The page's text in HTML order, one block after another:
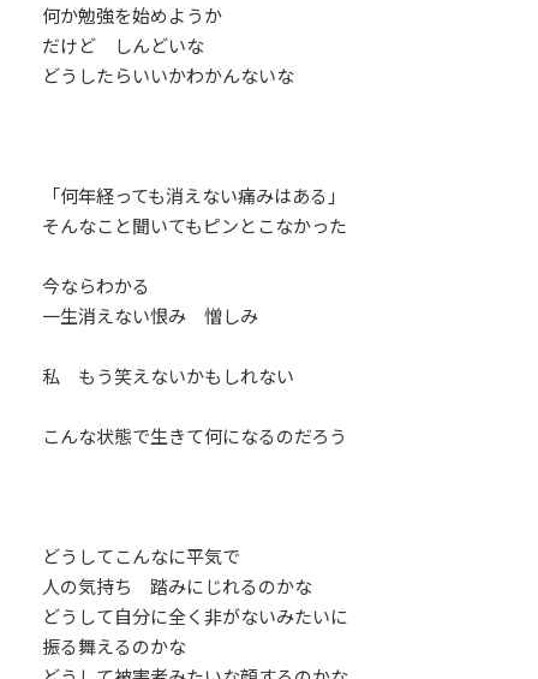
何か勉強を始めようか
だけど しんどいな
どうしたらいいかわかんないな
「何年経っても消えない痛みはある」
そんなこと聞いてもピンとこなかった
今ならわかる
一生消えない恨み 憎しみ
私 もう笑えないかもしれない
こんな状態で生きて何になるのだろう
どうしてこんなに平気で
人の気持ち 踏みにじれるのかな
どうして自分に全く非がないみたいに
振る舞えるのかな